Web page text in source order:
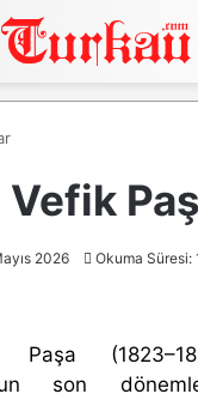
2026 Okuma Süresi:
son